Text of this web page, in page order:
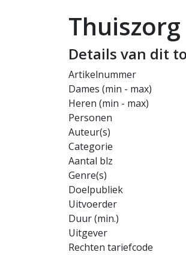
Details van dit
Artikelnummer
Dames (min - max)
Heren (min - max)
Personen
Auteur(s)
Categorie
Aantal blz
Genre(s)
Doelpubliek
Uitvoerder
Duur (min.)
Uitgever
Rechten tariefcode